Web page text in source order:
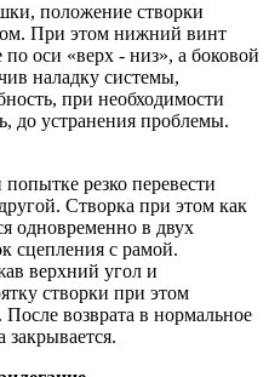
положение створки
При этом нижний винт
по оси «верх - низ», а боковой
наладку системы,
при необходимости
до устранения проблемы.
резко перевести
Створка при этом как
одновременно в двух
сцепления с рамой.
верхний угол и
створки при этом
возврата в нормальное
закрывается.